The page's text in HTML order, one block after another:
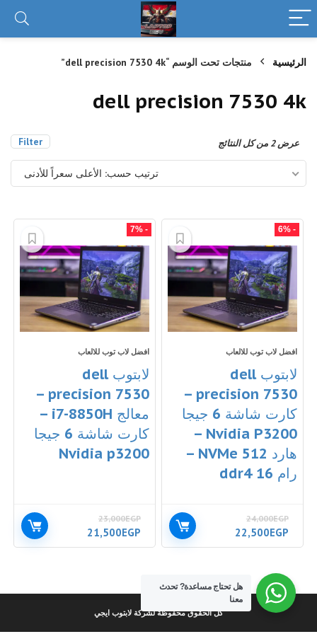
الرئيسية منتجات تحت الوسم “dell precision 7530 4k”
dell precision 7530 4k
Filter عرض ⁦2⁩ من كل النتائج
الأدنى
ترتيب حسب: الأعلى سعراً للأدنى
- 6%
افضل لاب توب للالعاب
لابتوب dell
precision 7530 –
كارت شاشة 6 جيجا
Nvidia P3200 –
هارد 512 NVMe –
رام 16 ddr4
24,000EGP
السعر
الأصلي
24,000EGP.
22,500EGP
الحالي
- 7%
افضل لاب توب للالعاب
لابتوب dell
precision 7530 –
معالج i7-8850H –
كارت شاشة 6 جيجا
Nvidia p3200
23,000EGP
السعر
الأصلي
21,500EGP
الحالي
كل الحقوق محفوظة لشركة لابتوب ايجي
هل تحتاج مساعدة?تحدث
معنا